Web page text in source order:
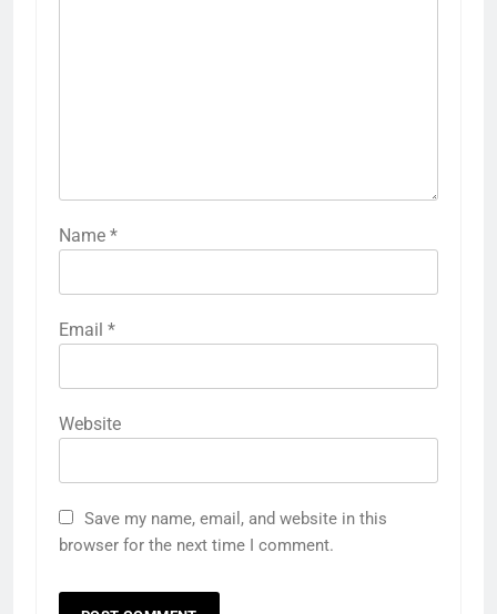
Name *
Email *
Website
Save my name, email, and website in this
browser for the next time I comment.